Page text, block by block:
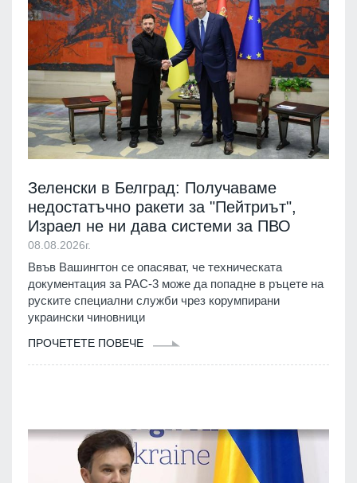
Зеленски в Белград: Получаваме
недостатъчно ракети за "Пейтриът",
Израел не ни дава системи за ПВО
08.08.2026г.
Ввъв Вашингтон се опасяват, че техническата
документация за PAC-3 може да попадне в ръцете на
руските специални служби чрез корумпирани
украински чиновници
ПРОЧЕТЕТЕ ПОВЕЧЕ